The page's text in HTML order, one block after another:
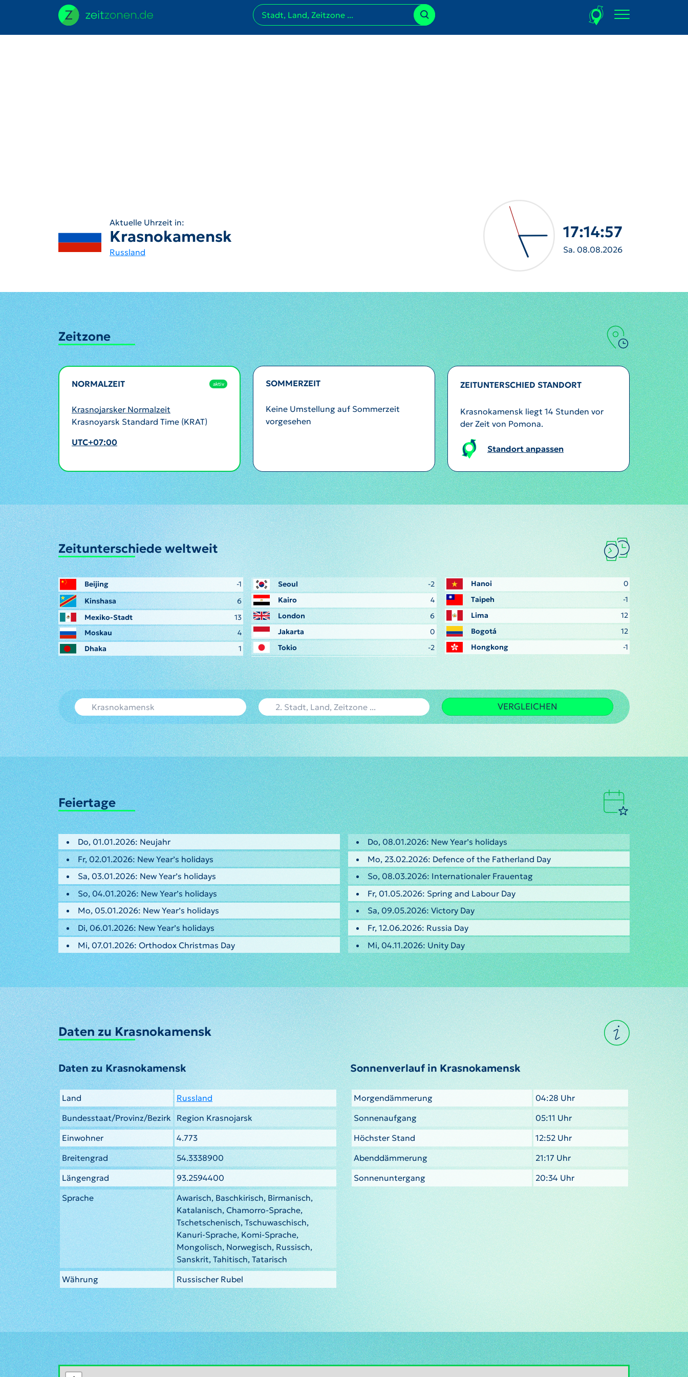
Aktuelle Uhrzeit in:
Krasnokamensk
Russland
17:15:00
Sa. 08.08.2026
Zeitzone
NORMALZEIT aktiv
Krasnojarsker Normalzeit
Krasnoyarsk Standard Time (KRAT)
UTC+07:00
SOMMERZEIT
Keine Umstellung auf Sommerzeit
vorgesehen
ZEITUNTERSCHIED STANDORT
Krasnokamensk liegt 14 Stunden vor
der Zeit von Pomona.
Standort anpassen
Zeitunterschiede weltweit
Beijing
-1
Kinshasa
6
Mexiko-Stadt
13
Moskau
4
Dhaka
1
Seoul
-2
Kairo
4
London
6
Jakarta
0
Tokio
-2
Hanoi
0
Taipeh
-1
Lima
12
Bogotá
12
Hongkong
-1
VERGLEICHEN
Feiertage
Do, 01.01.2026: Neujahr
Fr, 02.01.2026: New Year’s holidays
Sa, 03.01.2026: New Year’s holidays
So, 04.01.2026: New Year’s holidays
Mo, 05.01.2026: New Year’s holidays
Di, 06.01.2026: New Year’s holidays
Mi, 07.01.2026: Orthodox Christmas Day
Do, 08.01.2026: New Year’s holidays
Mo, 23.02.2026: Defence of the Fatherland Day
So, 08.03.2026: Internationaler Frauentag
Fr, 01.05.2026: Spring and Labour Day
Sa, 09.05.2026: Victory Day
Fr, 12.06.2026: Russia Day
Mi, 04.11.2026: Unity Day
Daten zu Krasnokamensk
Daten zu Krasnokamensk
Land
Russland
Bundesstaat/Provinz/Bezirk Region Krasnojarsk
Einwohner
4.773
Breitengrad
54.3338900
Längengrad
93.2594400
Sprache
Awarisch, Baschkirisch, Birmanisch,
Katalanisch, Chamorro-Sprache,
Tschetschenisch, Tschuwaschisch,
Kanuri-Sprache, Komi-Sprache,
Mongolisch, Norwegisch, Russisch,
Sanskrit, Tahitisch, Tatarisch
Währung
Russischer Rubel
Sonnenverlauf in Krasnokamensk
Morgendämmerung
04:28 Uhr
Sonnenaufgang
05:11 Uhr
Höchster Stand
12:52 Uhr
Abenddämmerung
21:17 Uhr
Sonnenuntergang
20:34 Uhr